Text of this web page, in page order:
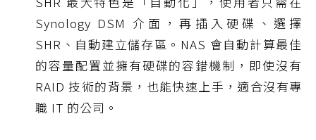
Synology DSM 介面，再插入硬碟、選擇
SHR、自動建立儲存區。NAS 會自動計算最佳
的容量配置並擁有硬碟的容錯機制，即使沒有
RAID 技術的背景，也能快速上手，適合沒有專
職 IT 的公司。